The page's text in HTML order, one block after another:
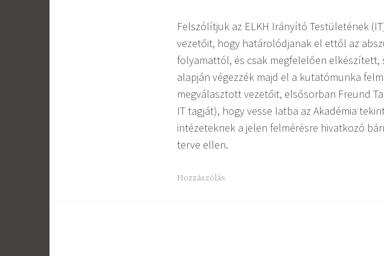
Felszólítjuk az ELKH Irányító Testületének
vezetőit, hogy határolódjanak el ettől az
folyamattól, és csak megfelelően
alapján végezzék majd el a kutatómunka
megválasztott vezetőit, elsősorban Freund
IT tagját), hogy vesse latba az Akadémia
intézeteknek a jelen felmérésre hivatkozó
terve ellen.
Hozzászólás